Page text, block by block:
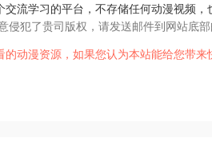
交流学习的平台，不存储任何动漫视频
侵犯了贵司版权，请发送邮件到网站底
的动漫资源，如果您认为本站能给您带